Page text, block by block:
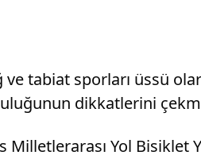
ve tabiat sporları üssü
dikkatlerini
Yol Bisiklet